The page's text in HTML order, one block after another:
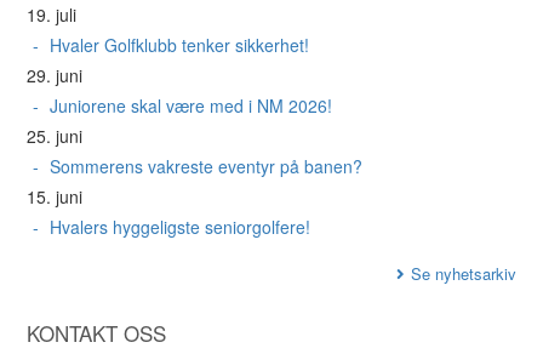
19. juli
Hvaler Golfklubb tenker sikkerhet!
29. juni
Juniorene skal være med i NM 2026!
25. juni
Sommerens vakreste eventyr på banen?
15. juni
Hvalers hyggeligste seniorgolfere!
Se nyhetsarkiv
KONTAKT OSS